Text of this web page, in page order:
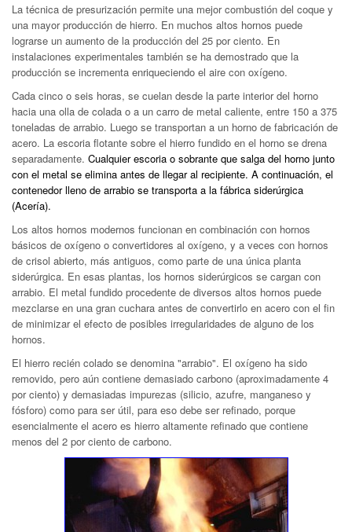
La técnica de presurización permite una mejor combustión del coque y
una mayor producción de hierro. En muchos altos hornos puede
lograrse un aumento de la producción del 25 por ciento. En
instalaciones experimentales también se ha demostrado que la
producción se incrementa enriqueciendo el aire con oxígeno.
Cada cinco o seis horas, se cuelan desde la parte interior del horno
hacia una olla de colada o a un carro de metal caliente, entre 150 a 375
toneladas de arrabio. Luego se transportan a un horno de fabricación de
acero. La escoria flotante sobre el hierro fundido en el horno se drena
separadamente. Cualquier escoria o sobrante que salga del horno junto
con el metal se elimina antes de llegar al recipiente. A continuación, el
contenedor lleno de arrabio se transporta a la fábrica siderúrgica
(Acería).
Los altos hornos modernos funcionan en combinación con hornos
básicos de oxígeno o convertidores al oxígeno, y a veces con hornos
de crisol abierto, más antiguos, como parte de una única planta
siderúrgica. En esas plantas, los hornos siderúrgicos se cargan con
arrabio. El metal fundido procedente de diversos altos hornos puede
mezclarse en una gran cuchara antes de convertirlo en acero con el fin
de minimizar el efecto de posibles irregularidades de alguno de los
hornos.
El hierro recién colado se denomina "arrabio". El oxígeno ha sido
removido, pero aún contiene demasiado carbono (aproximadamente 4
por ciento) y demasiadas impurezas (silicio, azufre, manganeso y
fósforo) como para ser útil, para eso debe ser refinado, porque
esencialmente el acero es hierro altamente refinado que contiene
menos del 2 por ciento de carbono.